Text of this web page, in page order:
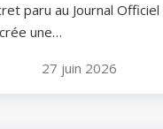
paru au Journal Officiel
une…
27 juin 2026